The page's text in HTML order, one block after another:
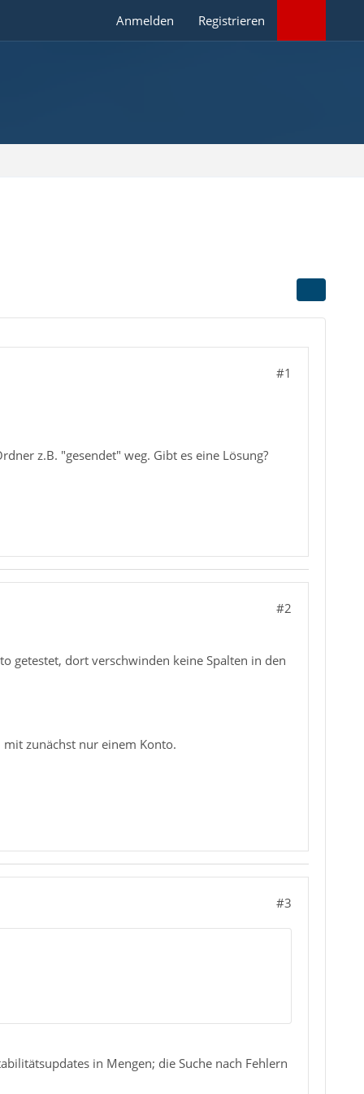
Anmelden Registrieren
#1
z.B. "gesendet" weg. Gibt es eine Lösung?
#2
getestet, dort verschwinden keine Spalten in den
zunächst nur einem Konto.
#3
in Mengen; die Suche nach Fehlern